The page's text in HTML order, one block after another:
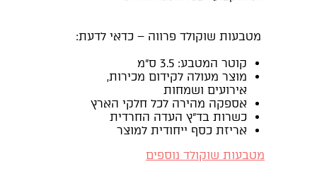
מטבעות שוקולד פרווה – כדאי לדעת:
קוטר המטבע: 3.5 ס"מ
מוצר מעולה לקידום מכירות,
אירועים ושמחות
אספקה מהירה לכל חלקי הארץ
כשרות בד"ץ העדה החרדית
אריזת כסף ייחודית למוצר
מטבעות שוקולד נוספים